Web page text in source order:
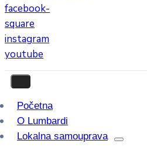
facebook-
square
instagram
youtube
Početna
O Lumbardi
Lokalna samouprava